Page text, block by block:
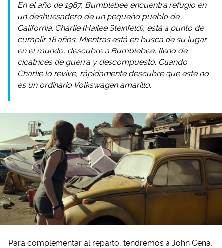
En el año de 1987, Bumblebee encuentra refugio en
un deshuesadero de un pequeño pueblo de
California. Charlie (Hailee Steinfeld), está a punto de
cumplir 18 años. Mientras está en busca de su lugar
en el mundo, descubre a Bumblebee, lleno de
cicatrices de guerra y descompuesto. Cuando
Charlie lo revive, rápidamente descubre que este no
es un ordinario Volkswagen amarillo.
Para complementar al reparto, tendremos a John Cena,